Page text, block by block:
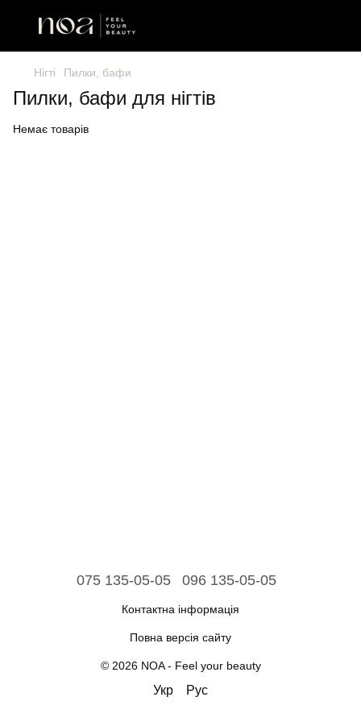
Нігті Пилки, бафи
Пилки, бафи для нігтів
Немає товарів
075 135-05-05 096 135-05-05
Контактна інформація
Повна версія сайту
© 2026 NOA - Feel your beauty
Укр Рус